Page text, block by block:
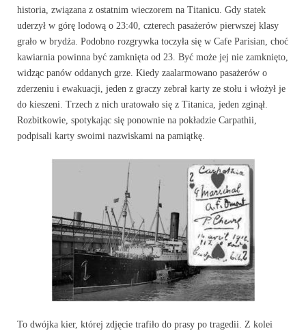
historia, związana z ostatnim wieczorem na Titanicu. Gdy statek
uderzył w górę lodową o 23:40, czterech pasażerów pierwszej klasy
grało w brydża. Podobno rozgrywka toczyła się w Cafe Parisian, choć
kawiarnia powinna być zamknięta od 23. Być może jej nie zamknięto,
widząc panów oddanych grze. Kiedy zaalarmowano pasażerów o
zderzeniu i ewakuacji, jeden z graczy zebrał karty ze stołu i włożył je
do kieszeni. Trzech z nich uratowało się z Titanica, jeden zginął.
Rozbitkowie, spotykając się ponownie na pokładzie Carpathii,
podpisali karty swoimi nazwiskami na pamiątkę.
To dwójka kier, której zdjęcie trafiło do prasy po tragedii. Z kolei